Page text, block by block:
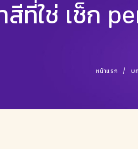
สีที่ใช่ เช็ก
หน้าแรก บ